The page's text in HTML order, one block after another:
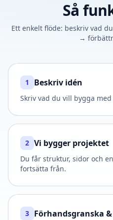
Så
Ett enkelt flöde: beskriv vad
→
1 Beskriv idén
Skriv vad du vill bygga
2 Vi bygger projektet
Du får struktur, sidor och
fortsätta från.
3 Förhandsgranska